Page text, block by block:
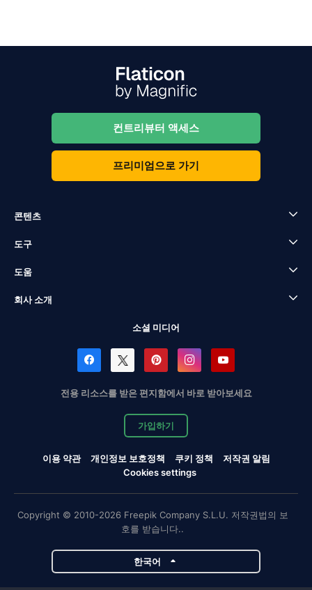
컨트리뷰터 액세스
프리미엄으로 가기
콘텐츠
도구
도움
회사 소개
소셜 미디어
전용 리소스를 받은 편지함에서 바로 받아보세요
가입하기
이용 약관 개인정보 보호정책 쿠키 정책
저작권 알림
Cookies settings
Copyright © 2010-2026 Freepik Company S.L.U. 저작권법의 보
호를 받습니다..
한국어